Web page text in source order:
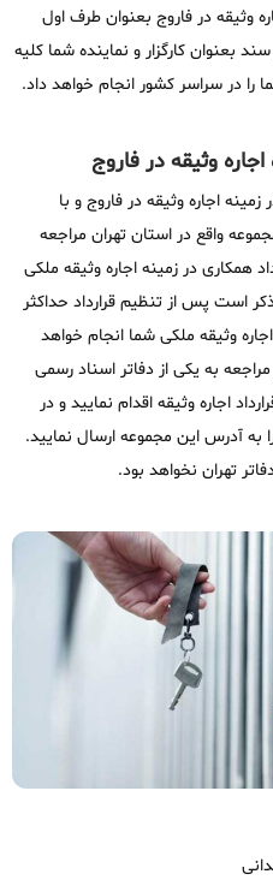
وثیقه در فاروج بعنوان طرف اول
سند بعنوان کارگزار و نماینده شما کلیه
را در سراسر کشور انجام خواهد داد.
وثیقه در فاروج
اجاره وثیقه در فاروج و با
واقع در استان تهران مراجعه
همکاری در زمینه اجاره وثیقه ملکی
ذکر است پس از تنظیم قرارداد حداکثر
به اجاره وثیقه ملکی شما انجام خواهد
به یکی از دفاتر اسناد رسمی
اجاره وثیقه اقدام نمایید و در
به آدرس این مجموعه ارسال نمایید.
تهران نخواهد بود.